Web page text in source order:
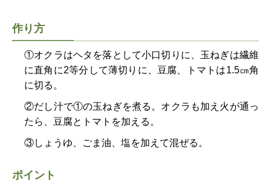
作り方
①オクラはヘタを落として小口切りに、玉ねぎは繊維
に直角に2等分して薄切りに、豆腐、トマトは1.5㎝角
に切る。
②だし汁で①の玉ねぎを煮る。オクラも加え火が通っ
たら、豆腐とトマトを加える。
③しょうゆ、ごま油、塩を加えて混ぜる。
ポイント